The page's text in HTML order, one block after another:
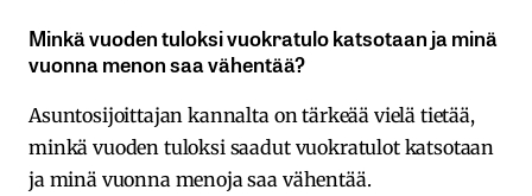
Minkä vuoden tuloksi vuokratulo katsotaan ja minä
vuonna menon saa vähentää?
Asuntosijoittajan kannalta on tärkeää vielä tietää,
minkä vuoden tuloksi saadut vuokratulot katsotaan
ja minä vuonna menoja saa vähentää.